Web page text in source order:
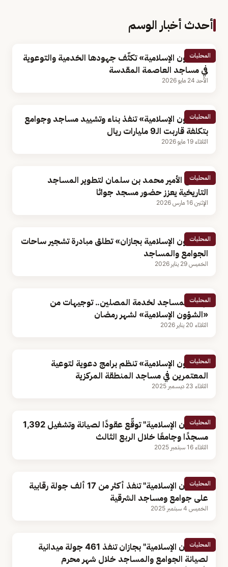
أحدث أخبار الوسم
المحليات
«الشؤون الإسلامية» تكثّف جهودها الخدمية والتوعوية
في مساجد العاصمة المقدسة
الأحد 24 مايو 2026
المحليات
«الشؤون الإسلامية» تنفذ بناء وتشييد مساجد وجوامع
بتكلفة قاربت الـ9 مليارات ريال
الثلاثاء 19 مايو 2026
المحليات
مشروع الأمير محمد بن سلمان لتطوير المساجد
التاريخية يعزز حضور مسجد جواثا
الإثنين 16 مارس 2026
المحليات
«الشؤون الإسلامية بجازان» تطلق مبادرة تشجير ساحات
الجوامع والمساجد
الخميس 29 يناير 2026
المحليات
تهيئة المساجد لخدمة المصلين.. توجيهات من
«الشؤون الإسلامية» لشهر رمضان
الثلاثاء 20 يناير 2026
المحليات
«الشؤون الإسلامية» تنظم برامج دعوية لتوعية
المعتمرين في مساجد المنطقة المركزية
الثلاثاء 23 ديسمبر 2025
المحليات
"الشؤون الإسلامية" توقّع عقودًا لصيانة وتشغيل 1,392
مسجدًا وجامعًا خلال الربع الثالث
الثلاثاء 16 سبتمبر 2025
المحليات
"الشؤون الإسلامية" تنفذ أكثر من 17 ألف جولة رقابية
على جوامع ومساجد الشرقية
الخميس 4 سبتمبر 2025
المحليات
"الشؤون الإسلامية" بجازان تنفذ 461 جولة ميدانية
لصيانة الجوامع والمساجد خلال شهر محرم